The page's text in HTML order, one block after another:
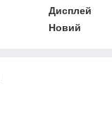
Дисплей
Новий